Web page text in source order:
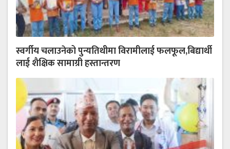
स्वर्गीय चलाउनेको पुन्यतिथीमा विरामीलाई फलफूल,बिद्यार्थी
लाई शैक्षिक सामाग्री हस्तान्तरण